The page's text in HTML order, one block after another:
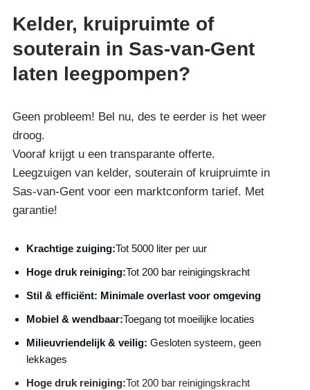
Kelder, kruipruimte of
souterain in Sas-van-Gent
laten leegpompen?
Geen probleem! Bel nu, des te eerder is het weer
droog.
Vooraf krijgt u een transparante offerte.
Leegzuigen van kelder, souterain of kruipruimte in
Sas-van-Gent voor een marktconform tarief. Met
garantie!
Krachtige zuiging:Tot 5000 liter per uur
Hoge druk reiniging:Tot 200 bar reinigingskracht
Stil & efficiënt: Minimale overlast voor omgeving
Mobiel & wendbaar:Toegang tot moeilijke locaties
Milieuvriendelijk & veilig: Gesloten systeem, geen
lekkages
Hoge druk reiniging:Tot 200 bar reinigingskracht